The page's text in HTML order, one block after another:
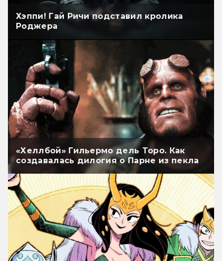
Хэппи! Гай Ричи подставил кролика
Роджера
«Хеллбой» Гильермо дель Торо. Как
создавалась дилогия о Парне из пекла